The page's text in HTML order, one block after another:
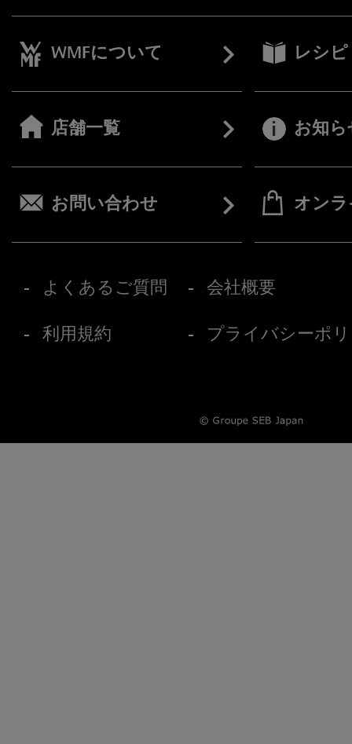
WMFについて レシピ
店舗一覧 お知ら
お問い合わせ オン
よくあるご質問 会社概要
利用規約 プライバシーポ